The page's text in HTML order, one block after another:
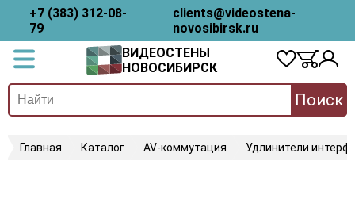
+7 (383) 312-08-
79
clients@videostena-
novosibirsk.ru
ВИДЕОСТЕНЫ
НОВОСИБИРСК
Поиск
Главная Каталог AV-коммутация Удлинители